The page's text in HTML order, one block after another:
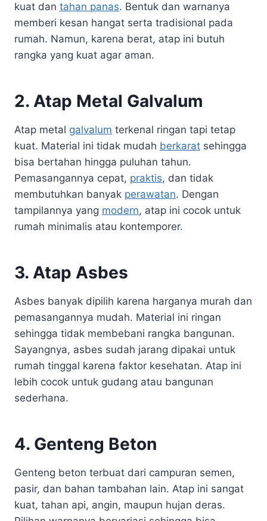
kuat dan tahan panas. Bentuk dan warnanya
memberi kesan hangat serta tradisional pada
rumah. Namun, karena berat, atap ini butuh
rangka yang kuat agar aman.
2. Atap Metal Galvalum
Atap metal galvalum terkenal ringan tapi tetap
kuat. Material ini tidak mudah berkarat sehingga
bisa bertahan hingga puluhan tahun.
Pemasangannya cepat, praktis, dan tidak
membutuhkan banyak perawatan. Dengan
tampilannya yang modern, atap ini cocok untuk
rumah minimalis atau kontemporer.
3. Atap Asbes
Asbes banyak dipilih karena harganya murah dan
pemasangannya mudah. Material ini ringan
sehingga tidak membebani rangka bangunan.
Sayangnya, asbes sudah jarang dipakai untuk
rumah tinggal karena faktor kesehatan. Atap ini
lebih cocok untuk gudang atau bangunan
sederhana.
4. Genteng Beton
Genteng beton terbuat dari campuran semen,
pasir, dan bahan tambahan lain. Atap ini sangat
kuat, tahan api, angin, maupun hujan deras.